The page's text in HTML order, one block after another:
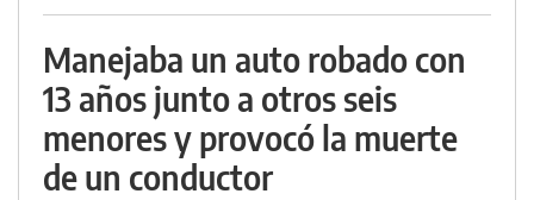
Manejaba un auto robado con
13 años junto a otros seis
menores y provocó la muerte
de un conductor